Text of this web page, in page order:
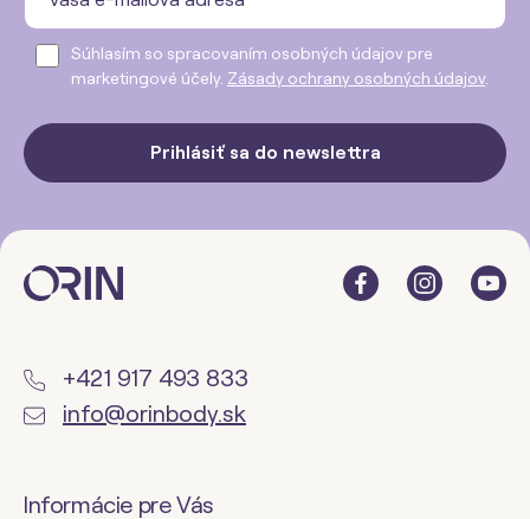
Súhlasím so spracovaním osobných údajov pre
marketingové účely. Zásady ochrany osobných údajov.
Prihlásiť sa do newslettra
+421 917 493 833
info@orinbody.sk
Informácie pre Vás